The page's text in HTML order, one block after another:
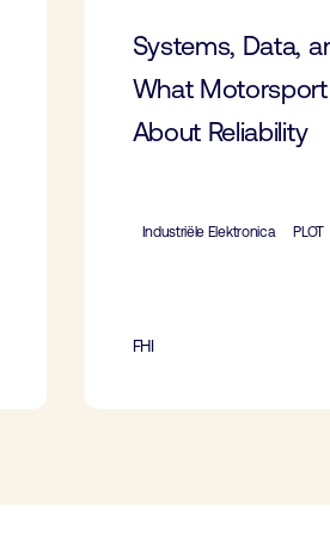
Systems, Data,
What
About Reliability
Industriële Elektronica PLOT
FHI